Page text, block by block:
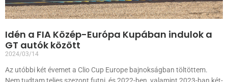
Idén a FIA Közép-Európa Kupában indulok a
GT autók között
2024/03/14
Az utóbbi két évemet a Clio Cup Europe bajnokságban töltöttem.